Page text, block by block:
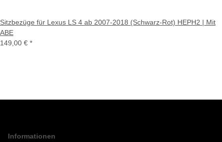
Sitzbezüge für Lexus LS 4 ab 2007-2018 (Schwarz-Rot) HEPH2 | Mit
ABE
149,00 € *
Informationen